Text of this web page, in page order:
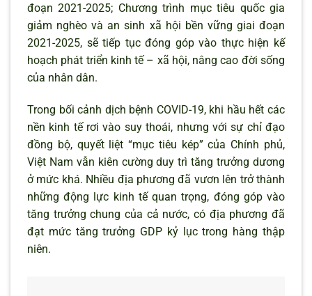
đoạn 2021-2025; Chương trình mục tiêu quốc gia
giảm nghèo và an sinh xã hội bền vững giai đoạn
2021-2025, sẽ tiếp tục đóng góp vào thực hiện kế
hoạch phát triển kinh tế – xã hội, nâng cao đời sống
của nhân dân.
Trong bối cảnh dịch bệnh COVID-19, khi hầu hết các
nền kinh tế rơi vào suy thoái, nhưng với sự chỉ đạo
đồng bộ, quyết liệt “mục tiêu kép” của Chính phủ,
Việt Nam vẫn kiên cường duy trì tăng trưởng dương
ở mức khá. Nhiều địa phương đã vươn lên trở thành
những động lực kinh tế quan trọng, đóng góp vào
tăng trưởng chung của cả nước, có địa phương đã
đạt mức tăng trưởng GDP kỷ lục trong hàng thập
niên.